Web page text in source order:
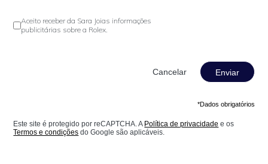
Aceito receber da Sara Joias informações
publicitárias sobre a Rolex.
Enviar
*Dados obrigatórios
Este site é protegido por reCAPTCHA. A Política de privacidade e os
Termos e condições do Google são aplicáveis.